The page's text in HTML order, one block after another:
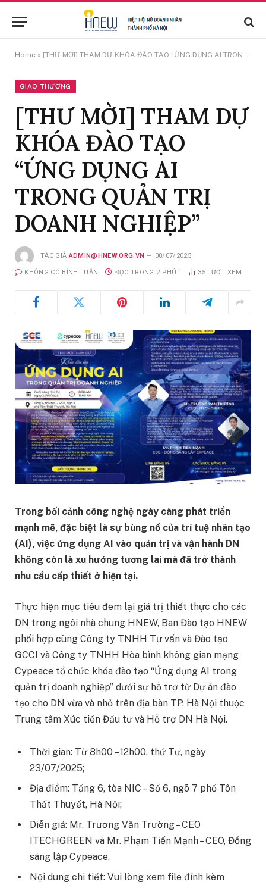
Home » [THƯ MỜI] THAM DỰ KHÓA ĐÀO TẠO “ỨNG DỤNG AI TRONG QUẢN TRỊ DOANH NGHIỆP”
GIAO THƯƠNG
[THƯ MỜI] THAM DỰ
KHÓA ĐÀO TẠO
“ỨNG DỤNG AI
TRONG QUẢN TRỊ
DOANH NGHIỆP”
TÁC GIẢ ADMIN@HNEW.ORG.VN 08/07/2025
KHÔNG CÓ BÌNH LUẬN ĐỌC TRONG 2 PHÚT 35 LƯỢT XEM
Trong bối cảnh công nghệ ngày càng phát triển
mạnh mẽ, đặc biệt là sự bùng nổ của trí tuệ nhân tạo
(AI), việc ứng dụng AI vào quản trị và vận hành DN
không còn là xu hướng tương lai mà đã trở thành
nhu cầu cấp thiết ở hiện tại.
Thực hiện mục tiêu đem lại giá trị thiết thực cho các
DN trong ngôi nhà chung HNEW, Ban Đào tạo HNEW
phối hợp cùng Công ty TNHH Tư vấn và Đào tạo
GCCI và Công ty TNHH Hòa bình không gian mạng
Cypeace tổ chức khóa đào tạo “Ứng dụng AI trong
quản trị doanh nghiệp” dưới sự hỗ trợ từ Dự án đào
tạo cho DN vừa và nhỏ trên địa bàn TP. Hà Nội thuộc
Trung tâm Xúc tiến Đầu tư và Hỗ trợ DN Hà Nội.
Thời gian: Từ 8h00 – 12h00, thứ Tư, ngày
23/07/2025;
Địa điểm: Tầng 6, tòa NIC – Số 6, ngõ 7 phố Tôn
Thất Thuyết, Hà Nội;
Diễn giả: Mr. Trương Văn Trường – CEO
ITECHGREEN và Mr. Phạm Tiến Mạnh – CEO, Đồng
sáng lập Cypeace.
Nội dung chi tiết: Vui lòng xem file đính kèm